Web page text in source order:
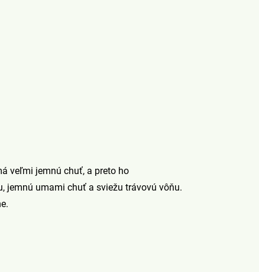
veľmi jemnú chuť, a preto ho
jemnú umami chuť a sviežu trávovú vôňu.